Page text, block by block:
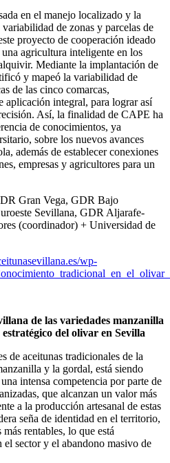
en el manejo localizado y la
de zonas y parcelas de
proyecto de cooperación ideado
agricultura inteligente en los
Mediante la implantación de
y mapeó la variabilidad de
de las cinco comarcas,
aplicación integral, para lograr así
Así, la finalidad de CAPE ha
de conocimientos, ya
sobre los nuevos avances
además de establecer conexiones
empresas y agricultores para un
Gran Vega, GDR Bajo
Sevillana, GDR Aljarafe-
(coordinador) + Universidad de
wp-
de las variedades manzanilla
del olivar en Sevilla
de aceitunas tradicionales de la
y la gordal, está siendo
intensa competencia por parte de
que alcanzan un valor más
a la producción artesanal de estas
seña de identidad en el territorio,
rentables, lo que está
sector y el abandono masivo de